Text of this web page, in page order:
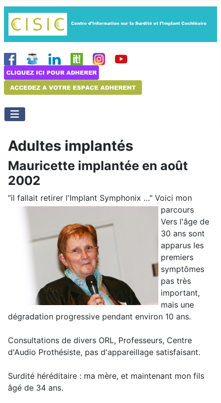
Adultes implantés
Mauricette implantée en août
2002
"il fallait retirer l'Implant Symphonix …" Voici mon
parcours
Vers l'âge de
30 ans sont
apparus les
premiers
symptômes
pas très
important,
mais une
dégradation progressive pendant environ 10 ans.
Consultations de divers ORL, Professeurs, Centre
d'Audio Prothésiste, pas d'appareillage satisfaisant.
Surdité héréditaire : ma mère, et maintenant mon fils
âgé de 34 ans.